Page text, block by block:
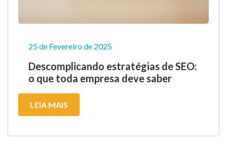
25 de Fevereiro de 2025
Descomplicando estratégias de SEO:
o que toda empresa deve saber
LEIA MAIS